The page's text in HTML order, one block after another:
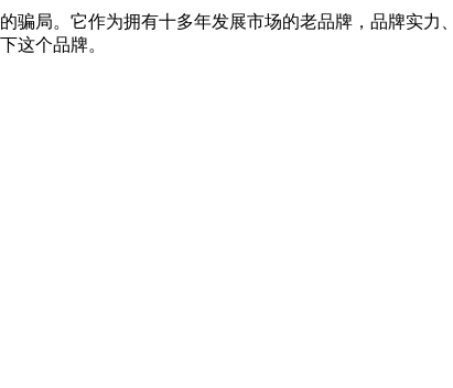
局。它作为拥有十多年发展市场的老品牌，品牌实力
这个品牌。